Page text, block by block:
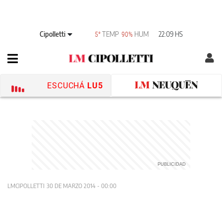
Cipolletti 5° TEMP 90% HUM 22:09 HS
ESCUCHÁ LU5
LMCIPOLLETTI 30 DE MARZO 2014 - 00:00